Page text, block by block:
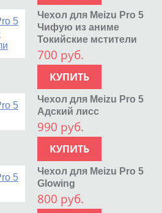
Чехол для Meizu Pro 5
Чифую из аниме
Токийские мстители
700 руб.
КУПИТЬ
Чехол для Meizu Pro 5
Адский лисс
990 руб.
КУПИТЬ
Чехол для Meizu Pro 5
Glowing
800 руб.